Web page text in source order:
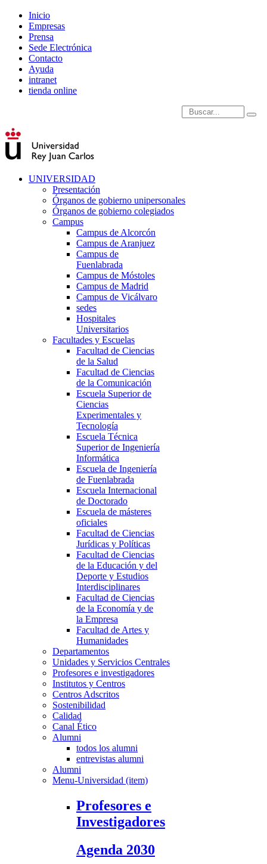
Inicio
Empresas
Prensa
Sede Electrónica
Contacto
Ayuda
intranet
tienda online
Introduce términos de
UNIVERSIDAD
Presentación
Órganos de gobierno unipersonales
Órganos de gobierno colegiados
Campus
Campus de Alcorcón
Campus de Aranjuez
Campus de
Fuenlabrada
Campus de Móstoles
Campus de Madrid
Campus de Vicálvaro
sedes
Hospitales
Universitarios
Facultades y Escuelas
Facultad de Ciencias
de la Salud
Facultad de Ciencias
de la Comunicación
Escuela Superior de
Ciencias
Experimentales y
Tecnología
Escuela Técnica
Superior de Ingeniería
Informática
Escuela de Ingeniería
de Fuenlabrada
Escuela Internacional
de Doctorado
Escuela de másteres
oficiales
Facultad de Ciencias
Jurídicas y Políticas
Facultad de Ciencias
de la Educación y del
Deporte y Estudios
Interdisciplinares
Facultad de Ciencias
de la Economía y de
la Empresa
Facultad de Artes y
Humanidades
Departamentos
Unidades y Servicios Centrales
Profesores e investigadores
Institutos y Centros
Centros Adscritos
Sostenibilidad
Calidad
Canal Ético
Alumni
todos los alumni
entrevistas alumni
Alumni
Menu-Universidad (item)
Profesores e
Investigadores
Agenda 2030